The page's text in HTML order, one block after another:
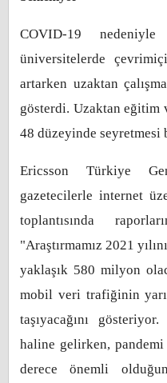
COVID-19
üniversitelerde
artarken uzaktan
gösterdi. Uzaktan eğitim
48 düzeyinde seyretmesi
Ericsson Türkiye
gazetecilerle internet
toplantısında
"Araştırmamız 2021
yaklaşık 580 milyon
mobil veri trafiğinin
taşıyacağını
haline gelirken, pandemi
derece önemli